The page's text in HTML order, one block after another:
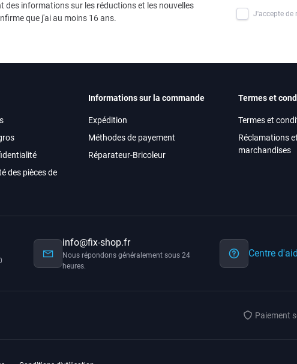
des informations sur les réductions et les nouvelles
que j'ai au moins 16 ans.
J'accepte de
des pièces de
Informations sur la commande
Expédition
Méthodes de payement
Réparateur-Bricoleur
Termes et
Termes et
Réclamations
marchandises
info@fix-shop.fr
Nous répondons généralement sous 24
heures.
Centre
Paiement